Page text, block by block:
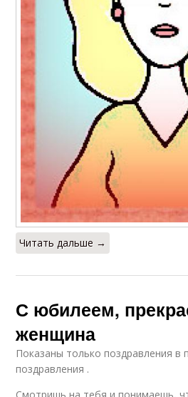
Читать дальше →
С юбилеем,
женщина
Показаны только поздравления в
поздравления .
Смотришь на тебя и понимаешь,